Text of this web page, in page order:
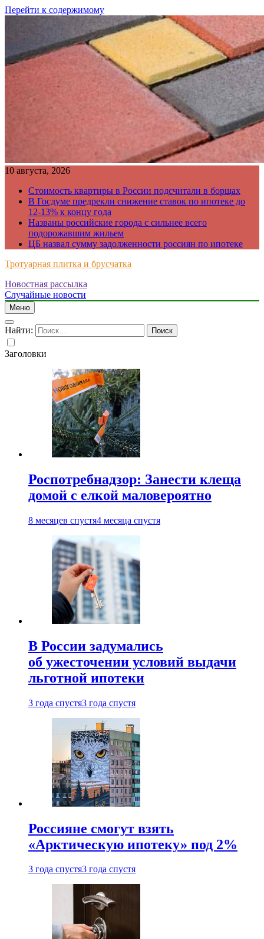
Перейти к содержимому
10 августа, 2026
Стоимость квартиры в России подсчитали в борщах
В Госдуме предрекли снижение ставок по ипотеке до
12-13% к концу года
Названы российские города с сильнее всего
подорожавшим жильем
ЦБ назвал сумму задолженности россиян по ипотеке
Тротуарная плитка и брусчатка
Just another WordPress site
Новостная рассылка
Случайные новости
Меню
Найти:
Заголовки
Роспотребнадзор: Занести клеща
домой с елкой маловероятно
8 месяцев спустя4 месяца спустя
В России задумались
об ужесточении условий выдачи
льготной ипотеки
3 года спустя3 года спустя
Россияне смогут взять
«Арктическую ипотеку» под 2%
3 года спустя3 года спустя